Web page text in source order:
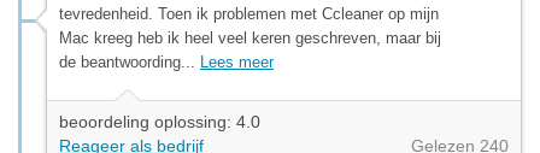
tevredenheid. Toen ik problemen met Ccleaner op mijn
Mac kreeg heb ik heel veel keren geschreven, maar bij
de beantwoording... Lees meer
beoordeling oplossing: 4.0
Reageer als bedrijf
Gelezen 240